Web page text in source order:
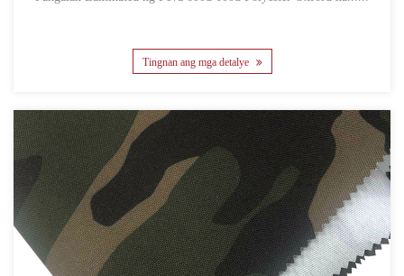
Tingnan ang mga detalye